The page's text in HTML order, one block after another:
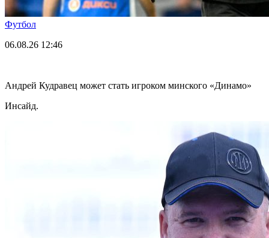
Футбол
06.08.26 12:46
Андрей Кудравец может стать игроком минского «Динамо»
Инсайд.